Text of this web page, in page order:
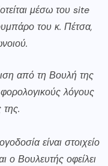
μέσω του site
του κ. Πέτσα,
από τη Βουλή της
λόγους
είναι στοιχείο
ο Βουλευτής οφείλει